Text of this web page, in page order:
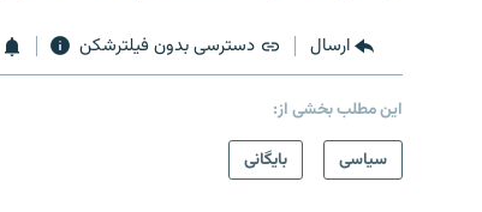
ارسال دسترسی بدون فیلترشکن
این مطلب بخشی از:
سیاسی
بایگانی